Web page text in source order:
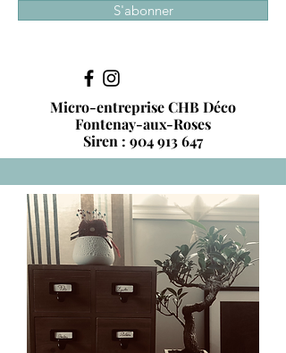
S'abonner
Micro-entreprise CHB Déco
Fontenay-aux-Roses
Siren : 904 913 647